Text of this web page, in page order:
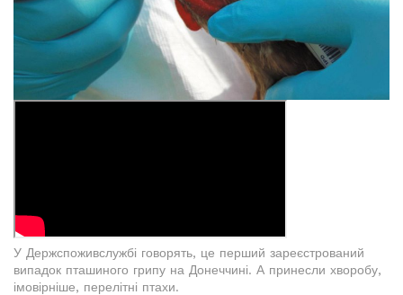
У Держспоживслужбі говорять, це перший зареєстрований
випадок пташиного грипу на Донеччині. А принесли хворобу,
імовірніше, перелітні птахи.